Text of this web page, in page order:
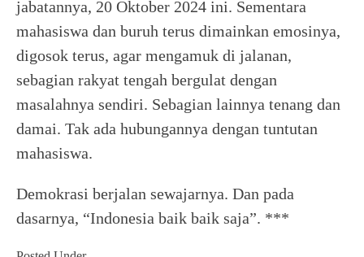
jabatannya, 20 Oktober 2024 ini. Sementara
mahasiswa dan buruh terus dimainkan emosinya,
digosok terus, agar mengamuk di jalanan,
sebagian rakyat tengah bergulat dengan
masalahnya sendiri. Sebagian lainnya tenang dan
damai. Tak ada hubungannya dengan tuntutan
mahasiswa.
Demokrasi berjalan sewajarnya. Dan pada
dasarnya, “Indonesia baik baik saja”. ***